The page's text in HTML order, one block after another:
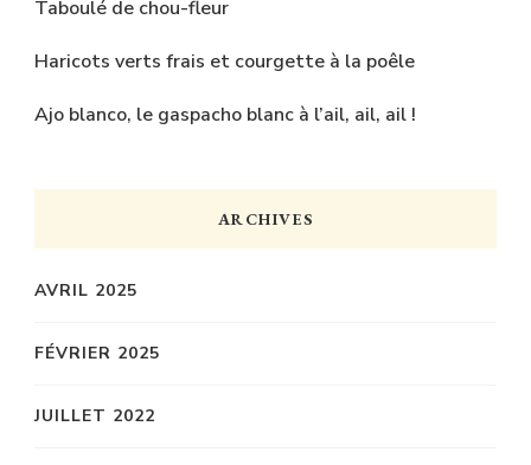
Taboulé de chou-fleur
Haricots verts frais et courgette à la poêle
Ajo blanco, le gaspacho blanc à l’ail, ail, ail !
ARCHIVES
AVRIL 2025
FÉVRIER 2025
JUILLET 2022